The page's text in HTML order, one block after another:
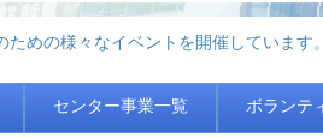
めの様々なイベントを開催しています。
センター事業一覧 ボランテ